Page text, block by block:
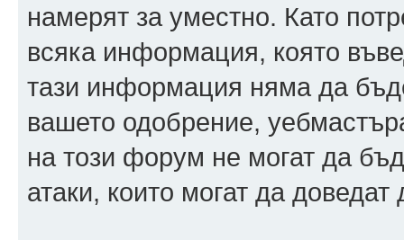
намерят за уместно. Като
всяка информация, която
тази информация няма да
вашето одобрение,
на този форум не могат да
атаки, които могат да